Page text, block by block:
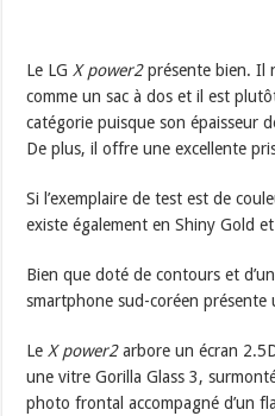
Le LG X power2présente bien. Il
comme un sac à dos et il est
catégorie puisque son épaisseur
De plus, il offre une excellente
Si l’exemplaire de test est de
existe également en Shiny Gold
Bien que doté de contours et
smartphone sud-coréen
Le X power2arbore un écran
une vitre Gorilla Glass 3,
photo frontal accompagné d’un